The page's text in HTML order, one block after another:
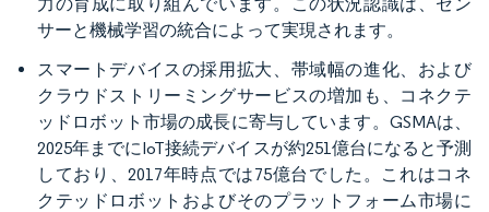
サーと機械学習の統合によって実現されます。
スマートデバイスの採用拡大、帯域幅の進化、および
クラウドストリーミングサービスの増加も、コネクテ
ッドロボット市場の成長に寄与しています。GSMAは、
2025年までにIoT接続デバイスが約251億台になると予測
しており、2017年時点では75億台でした。これはコネ
クテッドロボットおよびそのプラットフォーム市場に